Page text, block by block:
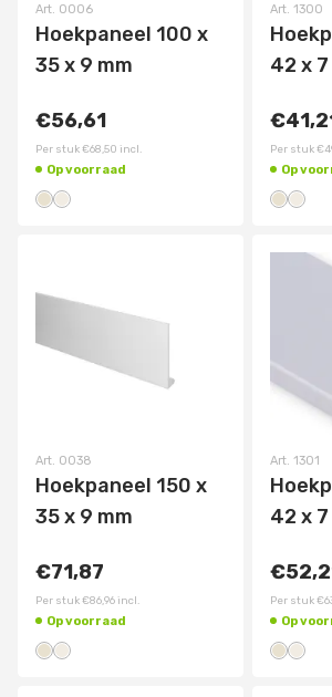
Art. 0006
Hoekpaneel 100 x
35 x 9 mm
€56,61
Per stuk€68,50 incl.
Op voorraad
Art. 1300
42 x
Per stuk
Op
Art. 0038
Hoekpaneel 150 x
35 x 9 mm
€71,87
Per stuk€86,96 incl.
Op voorraad
Art. 1301
42 x
Per stuk
Op